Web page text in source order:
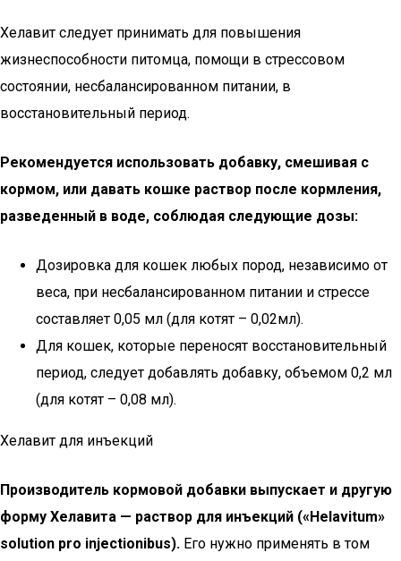
Хелавит следует принимать для повышения
жизнеспособности питомца, помощи в стрессовом
состоянии, несбалансированном питании, в
восстановительный период.
Рекомендуется использовать добавку, смешивая с
кормом, или давать кошке раствор после кормления,
разведенный в воде, соблюдая следующие дозы:
Дозировка для кошек любых пород, независимо от
веса, при несбалансированном питании и стрессе
составляет 0,05 мл (для котят – 0,02мл).
Для кошек, которые переносят восстановительный
период, следует добавлять добавку, объемом 0,2 мл
(для котят – 0,08 мл).
Хелавит для инъекций
Производитель кормовой добавки выпускает и другую
форму Хелавита — раствор для инъекций («Helavitum»
solution pro injectionibus). Его нужно применять в том